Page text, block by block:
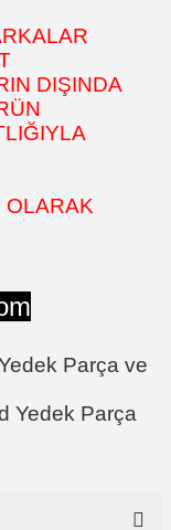
DIŞINDA
OLARAK
Parça ve
Yedek Parça